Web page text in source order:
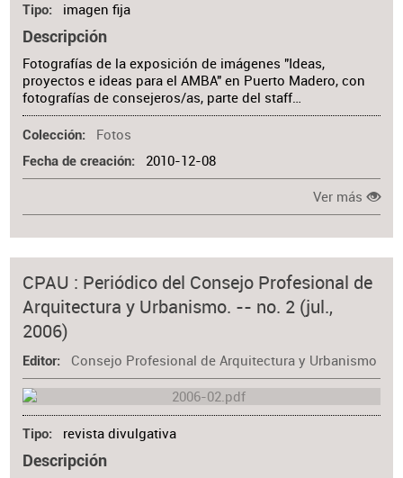
Tipo imagen fija
Descripción
Fotografías de la exposición de imágenes "Ideas,
proyectos e ideas para el AMBA" en Puerto Madero, con
fotografías de consejeros/as, parte del staff…
Colección Fotos
Fecha de creación 2010-12-08
Ver más
CPAU : Periódico del Consejo Profesional de
Arquitectura y Urbanismo. -- no. 2 (jul.,
2006)
Editor Consejo Profesional de Arquitectura y Urbanismo
Tipo revista divulgativa
Descripción